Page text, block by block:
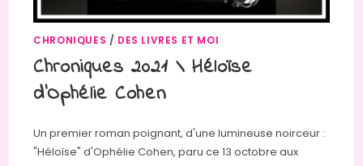
CHRONIQUES / DES LIVRES ET MOI
Chroniques 2021 \ Héloïse
d’Ophélie Cohen
Un premier roman poignant, d'une lumineuse noirceur :
"Héloïse" d'Ophélie Cohen, paru ce 13 octobre aux